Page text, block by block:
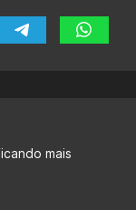
mais